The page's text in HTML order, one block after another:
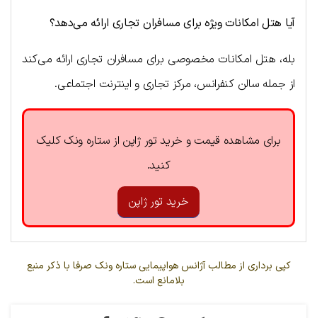
آیا هتل امکانات ویژه برای مسافران تجاری ارائه می‌دهد؟
بله، هتل امکانات مخصوصی برای مسافران تجاری ارائه می‌کند
از جمله سالن کنفرانس، مرکز تجاری و اینترنت اجتماعی.
برای مشاهده قیمت و خرید تور ژاپن از ستاره ونک کلیک
کنید.
خرید تور ژاپن
کپی برداری از مطالب آژانس هواپیمایی ستاره ونک صرفا با ذکر منبع
بلامانع است.